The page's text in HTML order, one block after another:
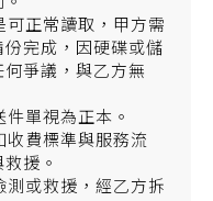
正常讀取，甲方需
完成，因硬碟或儲
爭議，與乙方無
單視為正本。
費標準與服務流
援。
或救援，經乙方拆